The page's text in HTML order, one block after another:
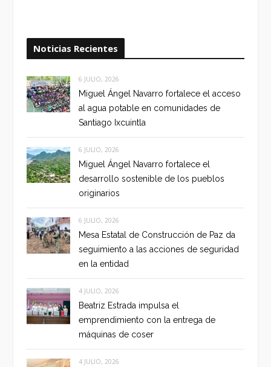
Noticias Recientes
6 JULIO, 2026
Miguel Ángel Navarro fortalece el acceso
al agua potable en comunidades de
Santiago Ixcuintla
6 JULIO, 2026
Miguel Ángel Navarro fortalece el
desarrollo sostenible de los pueblos
originarios
6 JULIO, 2026
Mesa Estatal de Construcción de Paz da
seguimiento a las acciones de seguridad
en la entidad
4 JULIO, 2026
Beatriz Estrada impulsa el
emprendimiento con la entrega de
máquinas de coser
4 JULIO, 2026